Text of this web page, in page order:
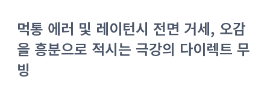
먹통 에러 및 레이턴시 전면 거세, 오감
을 흥분으로 적시는 극강의 다이렉트 무
빙